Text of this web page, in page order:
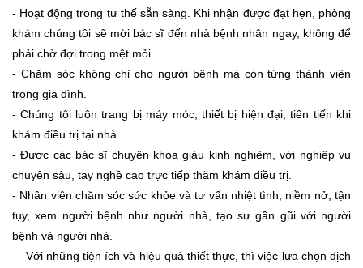
- Hoạt động trong tư thế sẵn sàng. Khi nhận được đạt hẹn, phòng
khám chúng tôi sẽ mời bác sĩ đến nhà bệnh nhân ngay, không để
phải chờ đợi trong mệt mỏi.
- Chăm sóc không chỉ cho người bệnh mà còn từng thành viên
trong gia đình.
- Chúng tôi luôn trang bị máy móc, thiết bị hiện đại, tiên tiến khi
khám điều trị tại nhà.
- Được các bác sĩ chuyên khoa giàu kinh nghiệm, với nghiệp vụ
chuyên sâu, tay nghề cao trực tiếp thăm khám điều trị.
- Nhân viên chăm sóc sức khỏe và tư vấn nhiệt tình, niềm nở, tận
tụy, xem người bệnh như người nhà, tạo sự gần gũi với người
bệnh và người nhà.
Với những tiện ích và hiệu quả thiết thực, thì việc lưa chọn dịch